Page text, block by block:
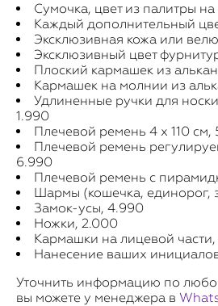
Сумочка, цвет из палитры
Каждый дополнительный
Эксклюзивная кожа или
Эксклюзивный цвет
Плоский кармашек из
Кармашек на молнии из
Удлиненные ручки для
1.990
Плечевой ремень 4 х 110 см,
Плечевой ремень
6.990
Плечевой ремень с
Шармы (кошечка, единорог,
Замок-усы, 4.990
Ножки, 2.000
Кармашки на лицевой
Нанесение ваших
Уточнить информацию по
вы можете у менеджера в